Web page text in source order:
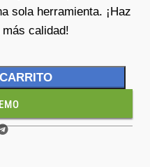
sola herramienta. ¡Haz
calidad!